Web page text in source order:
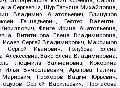
Сергеевна, Щур Татьяна Михайловна,
Владимир Анатольевич, Блинушов
Геннадьевич, Гефтер Валентин
Флиге Ирина Анатольевна,
Вититинова Елена Владимировна,
Исаев Сергей Владимирович, Максимов
Сергей Иванович, Голубева Елена
Алексеевна, Закс Елена Владимировна,
Людмила Залмановна, Кокорина
Илья Вячеславович, Арапова Галина
Прохоров Вадим Юрьевич,
Сергей Васильевич, Протасова